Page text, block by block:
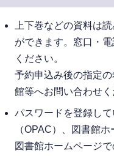
上下巻などの資料は
ができます。窓口・
ください。
予約申込み後の指定
館等へお問い合わせく
パスワードを登録し
（OPAC）、図書館
図書館ホームページ